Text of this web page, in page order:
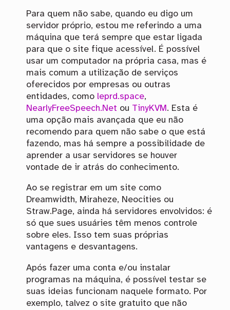
Para quem não sabe, quando eu digo um
servidor próprio, estou me referindo a uma
máquina que terá sempre que estar ligada
para que o site fique acessível. É possível
usar um computador na própria casa, mas é
mais comum a utilização de serviços
oferecidos por empresas ou outras
entidades, como leprd.space,
NearlyFreeSpeech.Net ou TinyKVM . Esta é
uma opção mais avançada que eu não
recomendo para quem não sabe o que está
fazendo, mas há sempre a possibilidade de
aprender a usar servidores se houver
vontade de ir atrás do conhecimento.
Ao se registrar em um site como
Dreamwidth, Miraheze, Neocities ou
Straw.Page, ainda há servidores envolvidos: é
só que sues usuáries têm menos controle
sobre eles. Isso tem suas próprias
vantagens e desvantagens.
Após fazer uma conta e/ou instalar
programas na máquina, é possível testar se
suas ideias funcionam naquele formato. Por
exemplo, talvez o site gratuito que não